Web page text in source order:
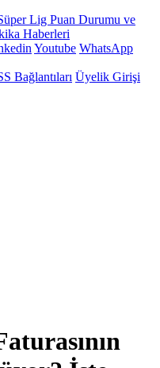
Lig Puan Durumu ve
Haberleri
Youtube WhatsApp
Bağlantıları Üyelik Girişi